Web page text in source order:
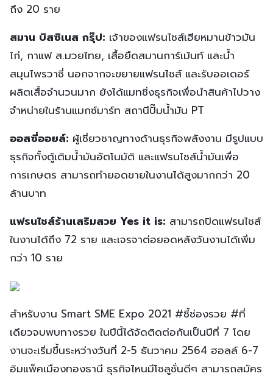
ถึง 20 ราย
สมาน บิสซิเนส กรุ๊ป: เจ้าของแฟรนไชส์เฮียหมานข้าวมัน
ไก่, กาแฟ ส.มวยไทย, เสื้อยืดสมานการ์เม้นท์ และน้ำ
สมุนไพรวาซี่ นอกจากจะขยายแฟรนไชส์ และรับออเดอร์
ผลิตเสื้อจำนวนมาก ยังได้แมทชิ่งธุรกิจเพื่อนำสินค้าไปวาง
จำหน่ายในร้านแมกซ์มาร์ท สถานีปั๊มน้ำมัน PT
ออสซี่ออยล์: ผู้เชี่ยวชาญทางด้านธุรกิจพลังงาน มีรูปแบบ
ธุรกิจทั้งตู้เติมน้ำมันอัตโนมัติ และแฟรนไชส์น้ำมันเพื่อ
การเกษตร สามารถทำยอดขายในงานได้สูงมากกว่า 20
ล้านบาท
แฟรนไชส์ร้านเสริมสวย Yes it is: สามารถปิดแฟรนไชส์
ในงานได้ถึง 72 ราย และเจรจาต่อยอดหลังวันงานได้เพิ่ม
กว่า 10 ราย
สำหรับงาน Smart SME Expo 2021 #ชี้ช่องรวย #ที่
เดียวจบพบทางรวย ในปีนี้ได้จัดติดต่อกันเป็นปีที่ 7 โดย
งานจะเริ่มขึ้นระหว่างวันที่ 2-5 ธันวาคม 2564 ฮอลล์ 6-7
อิมแพ็คเมืองทองธานี ธุรกิจไหนมีโซลูชั่นดีๆ สามารถสมัคร